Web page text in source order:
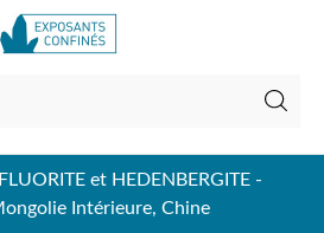
FLUORITE et HEDENBERGITE -
Intérieure, Chine